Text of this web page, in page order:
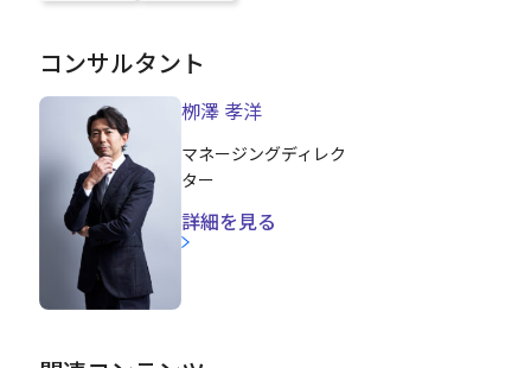
コンサルタント
栁澤 孝洋
マネージングディレク
ター
詳細を見る